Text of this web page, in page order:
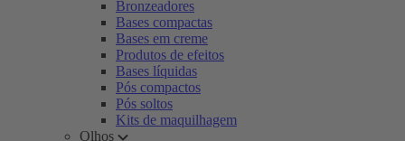
Bronzeadores
Bases compactas
Bases em creme
Produtos de efeitos
Bases líquidas
Pós compactos
Pós soltos
Kits de maquilhagem
Olhos